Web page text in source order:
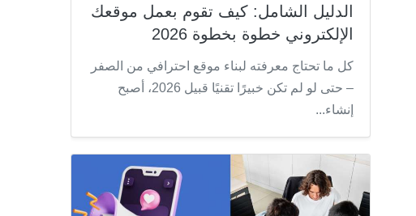
الدليل الشامل: كيف تقوم بعمل موقعك
الإلكتروني خطوة بخطوة 2026
كل ما تحتاج معرفته لبناء موقع احترافي من الصفر
– حتى لو لم تكن خبيرًا تقنيًا قبيل 2026، أصبح
إنشاء...